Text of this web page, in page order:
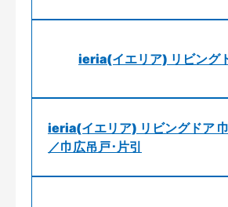
ieria(イエリア) リビング
ieria(イエリア) リビングドア 巾
／巾広吊戸･片引